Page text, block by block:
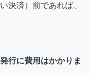
決済）前であれば、
行に費用はかかりま